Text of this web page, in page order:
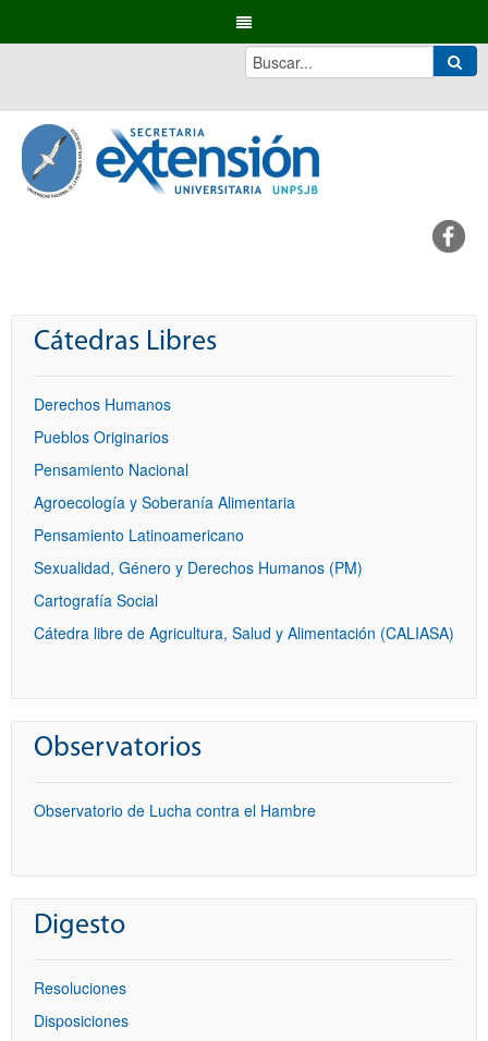
Cátedras Libres
Derechos Humanos
Pueblos Originarios
Pensamiento Nacional
Agroecología y Soberanía Alimentaria
Pensamiento Latinoamericano
Sexualidad, Género y Derechos Humanos (PM)
Cartografía Social
Cátedra libre de Agricultura, Salud y Alimentación (CALIASA)
Observatorios
Observatorio de Lucha contra el Hambre
Digesto
Resoluciones
Disposiciones